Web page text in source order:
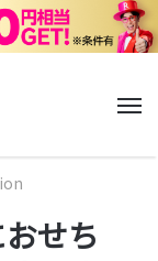
せち